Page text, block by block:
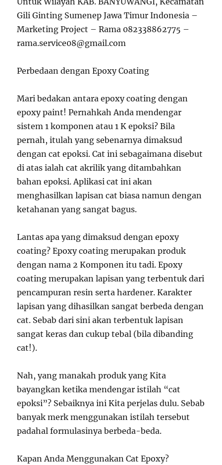
Gili Ginting Sumenep Jawa Timur Indonesia –
Marketing Project – Rama 082338862775 –
rama.service08@gmail.com
Perbedaan dengan Epoxy Coating
Mari bedakan antara epoxy coating dengan
epoxy paint! Pernahkah Anda mendengar
sistem 1 komponen atau 1 K epoksi? Bila
pernah, itulah yang sebenarnya dimaksud
dengan cat epoksi. Cat ini sebagaimana disebut
di atas ialah cat akrilik yang ditambahkan
bahan epoksi. Aplikasi cat ini akan
menghasilkan lapisan cat biasa namun dengan
ketahanan yang sangat bagus.
Lantas apa yang dimaksud dengan epoxy
coating? Epoxy coating merupakan produk
dengan nama 2 Komponen itu tadi. Epoxy
coating merupakan lapisan yang terbentuk dari
pencampuran resin serta hardener. Karakter
lapisan yang dihasilkan sangat berbeda dengan
cat. Sebab dari sini akan terbentuk lapisan
sangat keras dan cukup tebal (bila dibanding
cat!).
Nah, yang manakah produk yang Kita
bayangkan ketika mendengar istilah “cat
epoksi”? Sebaiknya ini Kita perjelas dulu. Sebab
banyak merk menggunakan istilah tersebut
padahal formulasinya berbeda-beda.
Kapan Anda Menggunakan Cat Epoxy?